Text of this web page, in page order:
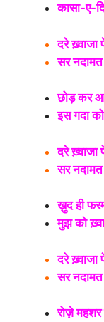
कासा-ए-
दरे ख़्वाजा
सर
छोड़ कर
इस गदा
दरे ख़्वाजा
सर
ख़ुद ही
मुझ को
दरे ख़्वाजा
सर
रोज़े